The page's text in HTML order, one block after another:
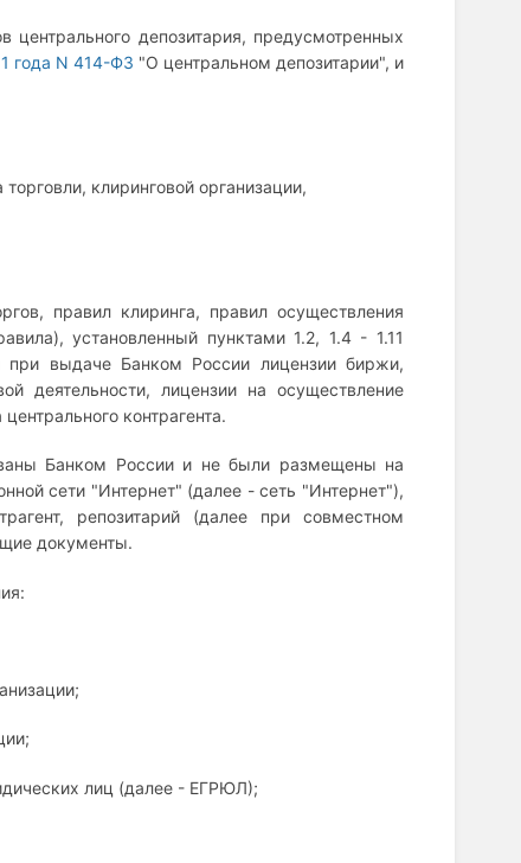
центрального депозитария, предусмотренных
года N 414-ФЗ "О центральном депозитарии", и
клиринговой организации,
правил клиринга, правил осуществления
установленный пунктами 1.2, 1.4 - 1.11
при выдаче Банком России лицензии биржи,
деятельности, лицензии на осуществление
контрагента.
Банком России и не были размещены на
сети "Интернет" (далее - сеть "Интернет"),
репозитарий (далее при совместном
документы.
лиц (далее - ЕГРЮЛ);